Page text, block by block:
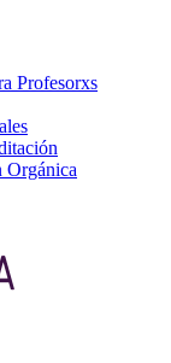
Profesorxs
Orgánica